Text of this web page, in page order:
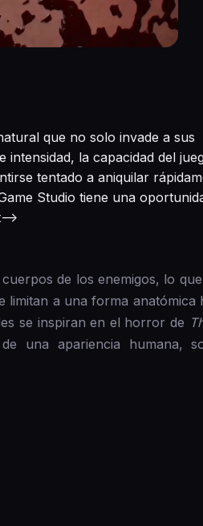
que no solo invade a sus
la capacidad del
tentado a aniquilar
Studio tiene una
>
de los enemigos, lo que
limitan a una forma anatómica
se inspiran en el horror de
una apariencia humana,